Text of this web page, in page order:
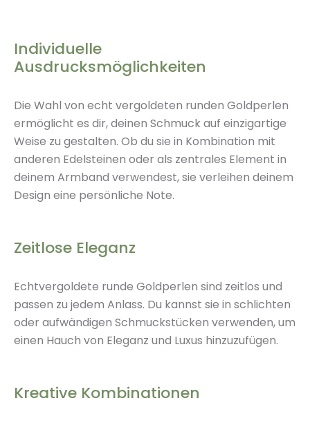
gewählt werden
Individuelle
Ausdrucksmöglichkeiten
Die Wahl von echt vergoldeten runden Goldperlen
ermöglicht es dir, deinen Schmuck auf einzigartige
Weise zu gestalten. Ob du sie in Kombination mit
anderen Edelsteinen oder als zentrales Element in
deinem Armband verwendest, sie verleihen deinem
Design eine persönliche Note.
Zeitlose Eleganz
Echtvergoldete runde Goldperlen sind zeitlos und
passen zu jedem Anlass. Du kannst sie in schlichten
oder aufwändigen Schmuckstücken verwenden, um
einen Hauch von Eleganz und Luxus hinzuzufügen.
Kreative Kombinationen